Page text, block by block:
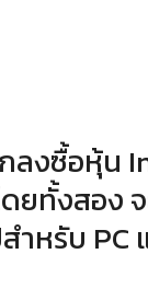
งซื้อหุ้น
ยทั้งสอง
หรับ PC